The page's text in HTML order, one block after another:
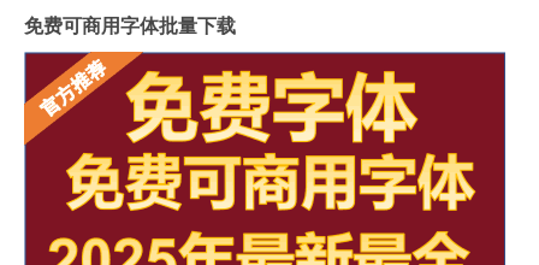
免费可商用字体批量下载